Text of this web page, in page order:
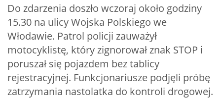
Do zdarzenia doszło wczoraj około godziny
15.30 na ulicy Wojska Polskiego we
Włodawie. Patrol policji zauważył
motocyklistę, który zignorował znak STOP i
poruszał się pojazdem bez tablicy
rejestracyjnej. Funkcjonariusze podjęli próbę
zatrzymania nastolatka do kontroli drogowej.